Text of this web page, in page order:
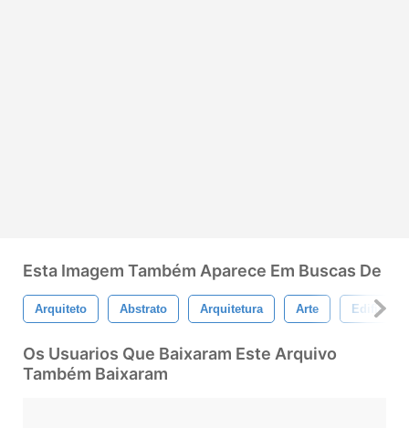
Esta Imagem Também Aparece Em Buscas De
Arquiteto Abstrato Arquitetura Arte Edifícios
Os Usuarios Que Baixaram Este Arquivo
Também Baixaram